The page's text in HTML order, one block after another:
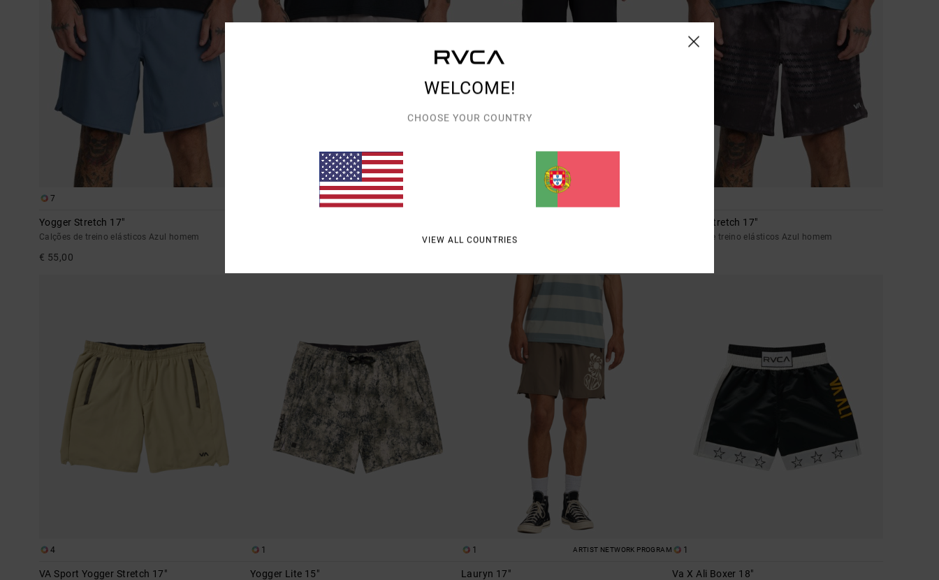
7
Yogger Stretch 17"
Calções de treino elásticos Azul homem
€ 55,00
Calções de caminhada de cintura elástica Preto
Yogger Stretch 17"
Calções de treino elásticos Azul homem
4
VA Sport Yogger Stretch 17"
1
Yogger Lite 15"
1 ARTIST NETWORK PROGRAM
Lauryn 17"
1
Va X Ali Boxer 18"
WELCOME!
CHOOSE YOUR COUNTRY
VIEW ALL COUNTRIES